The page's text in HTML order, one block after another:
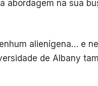
abordagem na sua
alienígena… e
de Albany